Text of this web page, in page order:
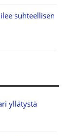
suhteellisen
yllätystä